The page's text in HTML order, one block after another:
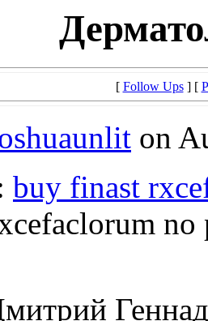
[ Follow Ups] [
on
buy finast